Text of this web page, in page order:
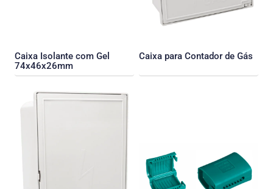
Caixa Isolante com Gel
74x46x26mm
Caixa para Contador de Gás